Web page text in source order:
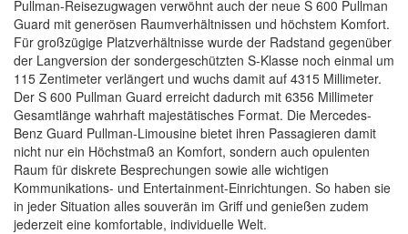
Pullman-Reisezugwagen verwöhnt auch der neue S 600 Pullman
Guard mit generösen Raumverhältnissen und höchstem Komfort.
Für großzügige Platzverhältnisse wurde der Radstand gegenüber
der Langversion der sondergeschützten S-Klasse noch einmal um
115 Zentimeter verlängert und wuchs damit auf 4315 Millimeter.
Der S 600 Pullman Guard erreicht dadurch mit 6356 Millimeter
Gesamtlänge wahrhaft majestätisches Format. Die Mercedes-
Benz Guard Pullman-Limousine bietet ihren Passagieren damit
nicht nur ein Höchstmaß an Komfort, sondern auch opulenten
Raum für diskrete Besprechungen sowie alle wichtigen
Kommunikations- und Entertainment-Einrichtungen. So haben sie
in jeder Situation alles souverän im Griff und genießen zudem
jederzeit eine komfortable, individuelle Welt.